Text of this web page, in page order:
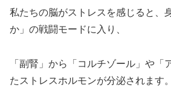
私たちの脳がストレスを感じると、
か」の戦闘モードに入り、
「副腎」から「コルチゾール」や「
たストレスホルモンが分泌されます。